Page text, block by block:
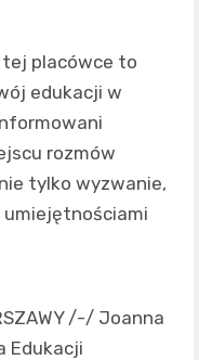
placówce to
edukacji w
rozmów
tylko wyzwanie,
umiejętnościami
/-/ Joanna
Edukacji